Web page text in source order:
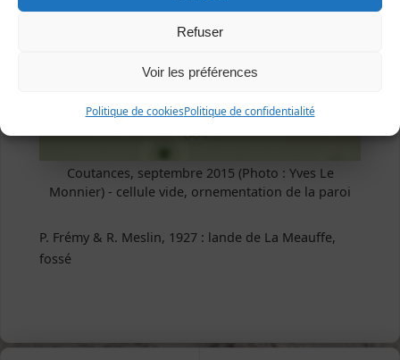
Refuser
Voir les préférences
Politique de cookiesPolitique de confidentialité
Coutances, septembre 2015 (Photo : Yves Le
Monnier) - cellule vide, ornementation de la paroi
P. Frémy & R. Meslin, 1927 : lande de La Meauffe,
fossé